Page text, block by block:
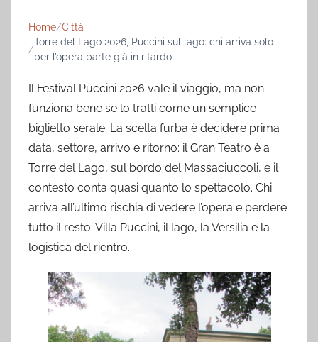
Home Città
Torre del Lago 2026, Puccini sul lago: chi arriva solo
per l’opera parte già in ritardo
Il Festival Puccini 2026 vale il viaggio, ma non
funziona bene se lo tratti come un semplice
biglietto serale. La scelta furba è decidere prima
data, settore, arrivo e ritorno: il Gran Teatro è a
Torre del Lago, sul bordo del Massaciuccoli, e il
contesto conta quasi quanto lo spettacolo. Chi
arriva all’ultimo rischia di vedere l’opera e perdere
tutto il resto: Villa Puccini, il lago, la Versilia e la
logistica del rientro.